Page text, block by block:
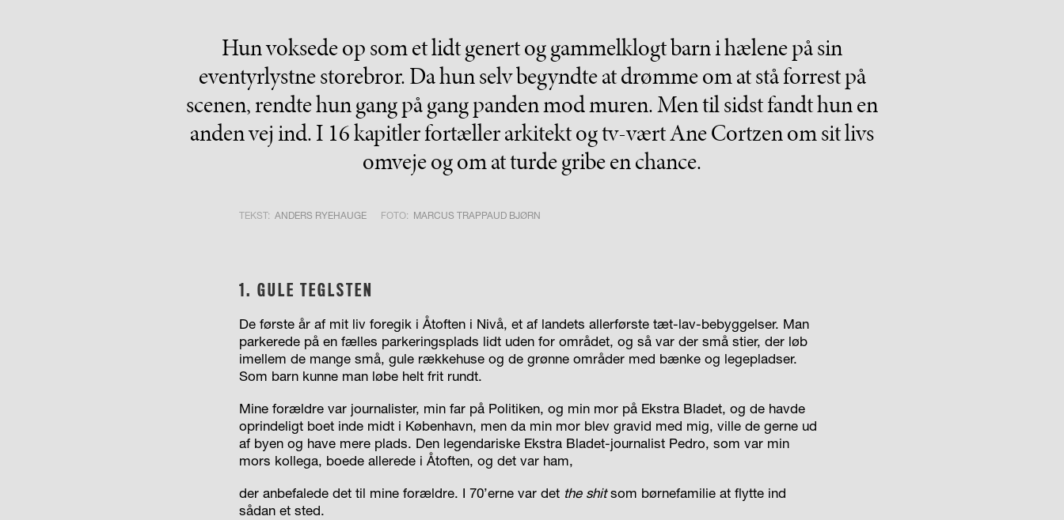
Hun voksede op som et lidt genert og gammelklogt barn i hælene på sin
eventyrlystne storebror. Da hun selv begyndte at drømme om at stå forrest på
scenen, rendte hun gang på gang panden mod muren. Men til sidst fandt hun en
anden vej ind. I 16 kapitler fortæller arkitekt og tv-vært Ane Cortzen om sit livs
omveje og om at turde gribe en chance.
TEKST: ANDERS RYEHAUGE FOTO: MARCUS TRAPPAUD BJØRN
1. GULE TEGLSTEN
De første år af mit liv foregik i Åtoften i Nivå, et af landets allerførste tæt-lav-bebyggelser. Man
parkerede på en fælles parkeringsplads lidt uden for området, og så var der små stier, der løb
imellem de mange små, gule rækkehuse og de grønne områder med bænke og legepladser.
Som barn kunne man løbe helt frit rundt.
Mine forældre var journalister, min far på Politiken, og min mor på Ekstra Bladet, og de havde
oprindeligt boet inde midt i København, men da min mor blev gravid med mig, ville de gerne ud
af byen og have mere plads. Den legendariske Ekstra Bladet-journalist Pedro, som var min
mors kollega, boede allerede i Åtoften, og det var ham,
der anbefalede det til mine forældre. I 70’erne var det the shitsom børnefamilie at flytte ind
sådan et sted.